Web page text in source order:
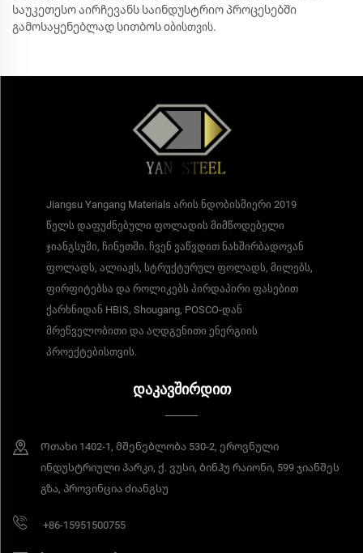
საუკეთესო აირჩევანს საინდუსტრიო პროცესებში
გამოსაყენებლად სითბოს oბისთვის.
Jiangsu Yangang Materials არის ნდობისმიერი 2019
წელს დაფუძნებული ფოლადის მიმწოდებელი
ჯიანგსუში, ჩინეთში. ჩვენ ვაწვდით ნახშირბადოვან
ფოლადს, ალიაჟს, სტრუქტურულ ფოლადს, მილებს,
ფირფიტებსა და როლიკებს პირდაპირი ფასებით
ქარხნიდან HBIS, Shougang, POSCO-დან
მრეწველობითი და აღდგენითი ენერგიის
პროექტებისთვის.
ᲓᲐᲙᲐᲕᲨᲘᲠᲓᲘᲗ
Ოთახი 1402-1, მშენებლობა 530-2, ეროვნული
ინდუსტრიული პარკი, ქ. ვუსი, ბინჰუ რაიონი, 599 ჯიანშეს
გზა, პროვინცია ძიანგსუ
+86-15951500755